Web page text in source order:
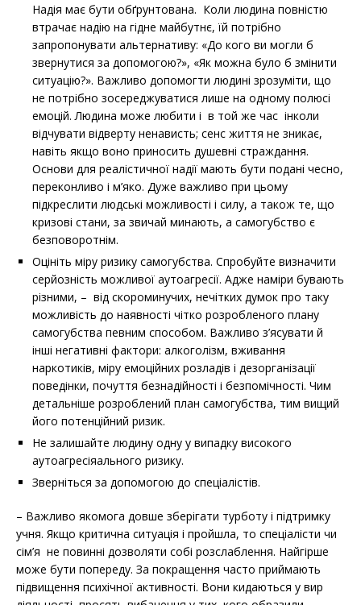
Надія має бути обґрунтована. Коли людина повністю
втрачає надію на гідне майбутнє, їй потрібно
запропонувати альтернативу: «До кого ви могли б
звернутися за допомогою?», «Як можна було б змінити
ситуацію?». Важливо допомогти людині зрозуміти, що
не потрібно зосереджуватися лише на одному полюсі
емоцій. Людина може любити і в той же час інколи
відчувати відверту ненависть; сенс життя не зникає,
навіть якщо воно приносить душевні страждання.
Основи для реалістичної надії мають бути подані чесно,
переконливо і м’яко. Дуже важливо при цьому
підкреслити людські можливості і силу, а також те, що
кризові стани, за звичай минають, а самогубство є
безповоротнім.
Оцініть міру ризику самогубства. Спробуйте визначити
серйозність можливої аутоагресії. Адже наміри бувають
різними, – від скороминучих, нечітких думок про таку
можливість до наявності чітко розробленого плану
самогубства певним способом. Важливо з’ясувати й
інші негативні фактори: алкоголізм, вживання
наркотиків, міру емоційних розладів і дезорганізації
поведінки, почуття безнадійності і безпомічності. Чим
детальніше розроблений план самогубства, тим вищий
його потенційний ризик.
Не залишайте людину одну у випадку високого
аутоагресіяального ризику.
Зверніться за допомогою до спеціалістів.
– Важливо якомога довше зберігати турботу і підтримку
учня. Якщо критична ситуація і пройшла, то спеціалісти чи
сім’я не повинні дозволяти собі розслаблення. Найгірше
може бути попереду. За покращення часто приймають
підвищення психічної активності. Вони кидаються у вир